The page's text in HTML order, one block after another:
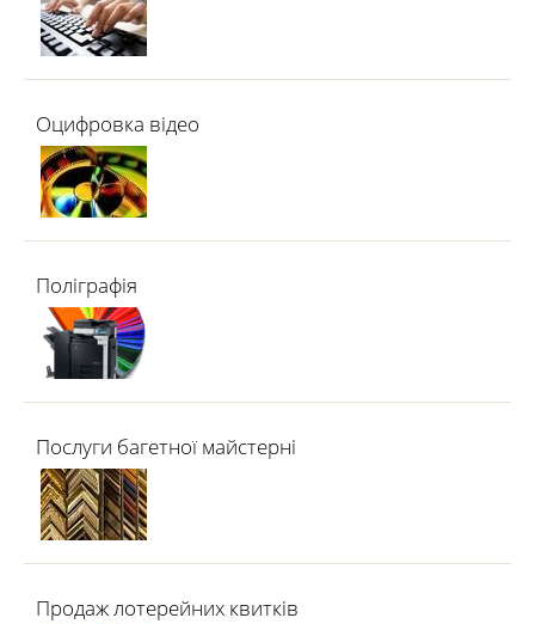
Оцифровка відео
Поліграфія
Послуги багетної майстерні
Продаж лотерейних квитків